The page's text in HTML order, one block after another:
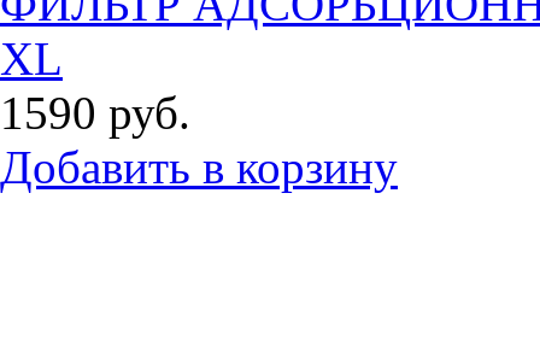
XL
1590 руб.
Добавить в корзину